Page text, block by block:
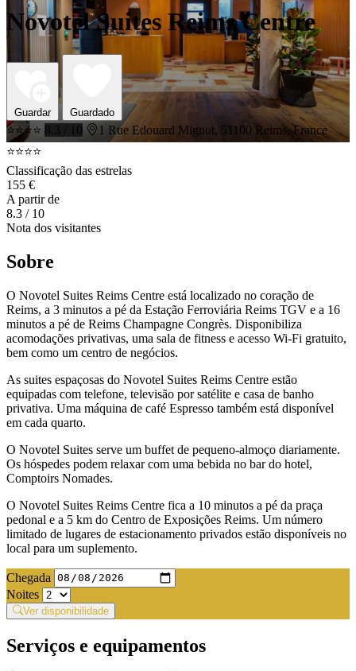
Novotel Suites Reims Centre
Guardar Guardado
⭐⭐⭐⭐ 8.3 / 10
1 Rue Edouard Mignot, 51100 Reims, France
⭐⭐⭐⭐
Classificação das estrelas
155 €
A partir de
8.3 / 10
Nota dos visitantes
Sobre
O Novotel Suites Reims Centre está localizado no coração de
Reims, a 3 minutos a pé da Estação Ferroviária Reims TGV e a 16
minutos a pé de Reims Champagne Congrès. Disponibiliza
acomodações privativas, uma sala de fitness e acesso Wi-Fi gratuito,
bem como um centro de negócios.
As suites espaçosas do Novotel Suites Reims Centre estão
equipadas com telefone, televisão por satélite e casa de banho
privativa. Uma máquina de café Espresso também está disponível
em cada quarto.
O Novotel Suites serve um buffet de pequeno-almoço diariamente.
Os hóspedes podem relaxar com uma bebida no bar do hotel,
Comptoirs Nomades.
O Novotel Suites Reims Centre fica a 10 minutos a pé da praça
pedonal e a 5 km do Centro de Exposições Reims. Um número
limitado de lugares de estacionamento privados estão disponíveis no
local para um suplemento.
Chegada
Noites
Ver disponibilidade
Serviços e equipamentos